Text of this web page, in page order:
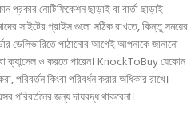
নোটিফিকেশন ছাড়াই বা বার্তা ছাড়াই
সাইটের প্রাইস গুলো সঠিক রাখতে, কিন্তু সময়ের
ডেলিভারিতে পাঠানোর আগেই আপনাকে জানানো
ক্যান্সেল ও করতে পারেন। KnockToBuy যেকোন
পরিবর্তন কিংবা পরিবর্ধন করার অধিকার রাখে।
জন্য দায়বদ্ধ থাকবেনা।